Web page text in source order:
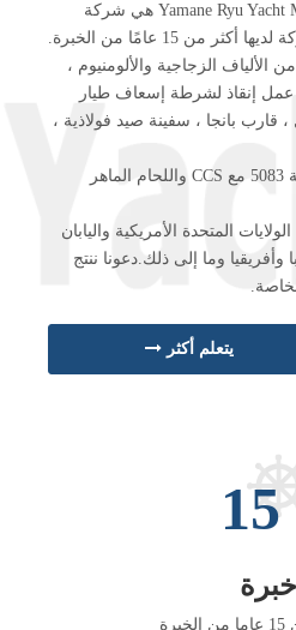
شركة Yamane Ryu Yacht Manufacturing Co. ، LTD هي شركة
من 15 عامًا من الخبرة.
الزجاجية والألومنيوم ،
إنقاذ لشرطة إسعاف طيار
قارب بانجا ، سفينة صيد فولاذية ،
استخدم الألومنيوم البحري بدرجة 5083 مع CCS واللحام الماهر
المتحدة الأمريكية واليابان
وأفريقيا وما إلى ذلك.دعونا ننتج
يتعلم أكثر
15
خبرة